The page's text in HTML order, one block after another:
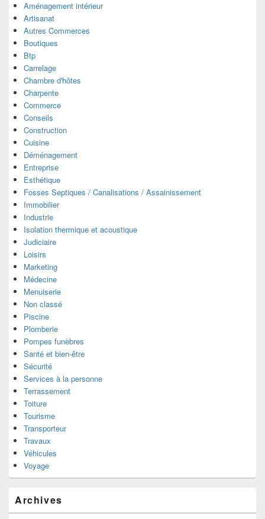
Aménagement intérieur
Artisanat
Autres Commerces
Boutiques
Btp
Carrelage
Chambre d'hôtes
Charpente
Commerce
Conseils
Construction
Cuisine
Déménagement
Entreprise
Esthétique
Fosses Septiques / Canalisations / Assainissement
Immobilier
Industrie
Isolation thermique et acoustique
Judiciaire
Loisirs
Marketing
Médecine
Menuiserie
Non classé
Piscine
Plomberie
Pompes funèbres
Santé et bien-être
Sécurité
Services à la personne
Terrassement
Toiture
Tourisme
Transporteur
Travaux
Véhicules
Voyage
Archives